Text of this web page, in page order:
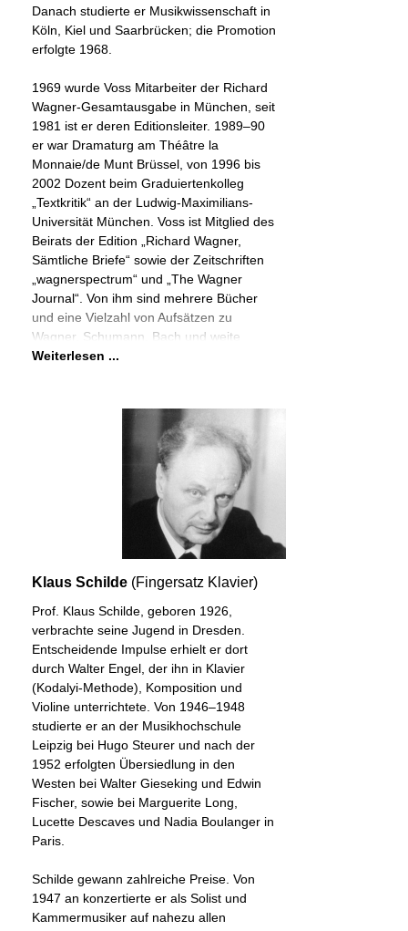
Danach studierte er Musikwissenschaft in
Köln, Kiel und Saarbrücken; die Promotion
erfolgte 1968.
1969 wurde Voss Mitarbeiter der Richard
Wagner-Gesamtausgabe in München, seit
1981 ist er deren Editionsleiter. 1989–90
er war Dramaturg am Théâtre la
Monnaie/de Munt Brüssel, von 1996 bis
2002 Dozent beim Graduiertenkolleg
„Textkritik“ an der Ludwig-Maximilians-
Universität München. Voss ist Mitglied des
Beirats der Edition „Richard Wagner,
Sämtliche Briefe“ sowie der Zeitschriften
„wagnerspectrum“ und „The Wagner
Journal“. Von ihm sind mehrere Bücher
und eine Vielzahl von Aufsätzen zu
Wagner, Schumann, Bach und weite
Weiterlesen ...
Klaus Schilde (Fingersatz Klavier)
Prof. Klaus Schilde, geboren 1926,
verbrachte seine Jugend in Dresden.
Entscheidende Impulse erhielt er dort
durch Walter Engel, der ihn in Klavier
(Kodalyi-Methode), Komposition und
Violine unterrichtete. Von 1946–1948
studierte er an der Musikhochschule
Leipzig bei Hugo Steurer und nach der
1952 erfolgten Übersiedlung in den
Westen bei Walter Gieseking und Edwin
Fischer, sowie bei Marguerite Long,
Lucette Descaves und Nadia Boulanger in
Paris.
Schilde gewann zahlreiche Preise. Von
1947 an konzertierte er als Solist und
Kammermusiker auf nahezu allen